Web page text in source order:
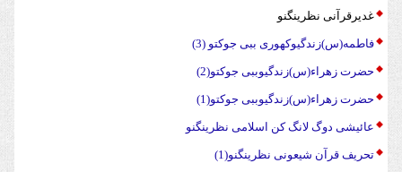
غدیرقرآنی نظرینگنو
فاطمه(س)زندگیوکهوری ببی جوکتو (3)
حضرت زهراء(س)زندگیوببی جوکتو(2)
حضرت زهراء(س)زندگیوببی جوکتو(1)
عائیشی دوگ لانگ کن اسلامی نظرینگنو
تحریف قرآن شیعونی نظرینگنو(1)